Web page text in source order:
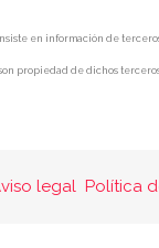
en información de
propiedad de dichos
legal Política